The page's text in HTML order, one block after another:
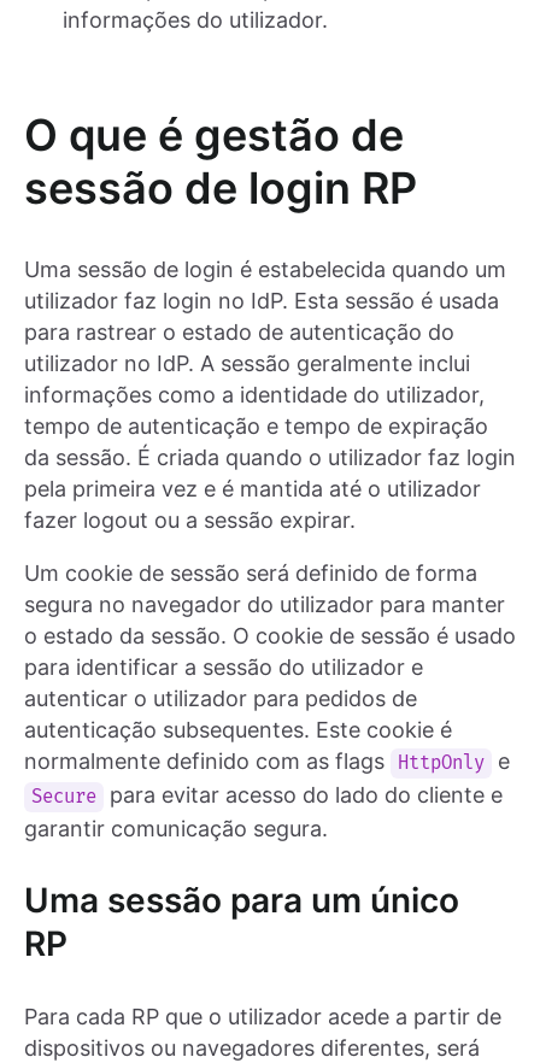
informações do utilizador.
O que é gestão de
sessão de login RP
Uma sessão de login é estabelecida quando um
utilizador faz login no IdP. Esta sessão é usada
para rastrear o estado de autenticação do
utilizador no IdP. A sessão geralmente inclui
informações como a identidade do utilizador,
tempo de autenticação e tempo de expiração
da sessão. É criada quando o utilizador faz login
pela primeira vez e é mantida até o utilizador
fazer logout ou a sessão expirar.
Um cookie de sessão será definido de forma
segura no navegador do utilizador para manter
o estado da sessão. O cookie de sessão é usado
para identificar a sessão do utilizador e
autenticar o utilizador para pedidos de
autenticação subsequentes. Este cookie é
normalmente definido com as flags
HttpOnly e
Secure
para evitar acesso do lado do cliente e
garantir comunicação segura.
Uma sessão para um único
RP
Para cada RP que o utilizador acede a partir de
dispositivos ou navegadores diferentes, será